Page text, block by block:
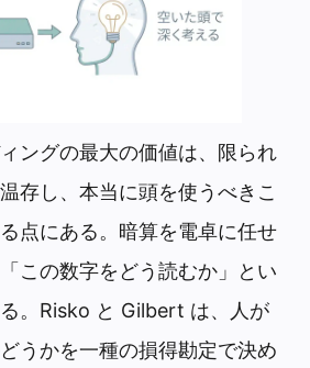
ングの最大の価値は、限られ
存し、本当に頭を使うべきこ
点にある。暗算を電卓に任せ
この数字をどう読むか」とい
。Risko と Gilbert は、人が
うかを一種の損得勘定で決め